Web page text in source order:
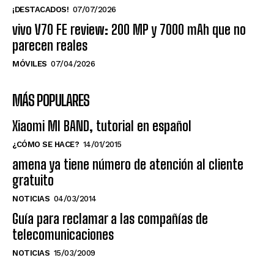
¡DESTACADOS! 07/07/2026
vivo V70 FE review: 200 MP y 7000 mAh que no
parecen reales
MÓVILES 07/04/2026
MÁS POPULARES
Xiaomi MI BAND, tutorial en español
¿CÓMO SE HACE? 14/01/2015
amena ya tiene número de atención al cliente
gratuito
NOTICIAS 04/03/2014
Guía para reclamar a las compañías de
telecomunicaciones
NOTICIAS 15/03/2009